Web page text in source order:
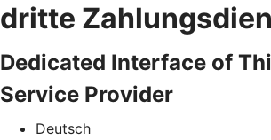
dritte
Dedicated Interface of
Service Provider
Deutsch